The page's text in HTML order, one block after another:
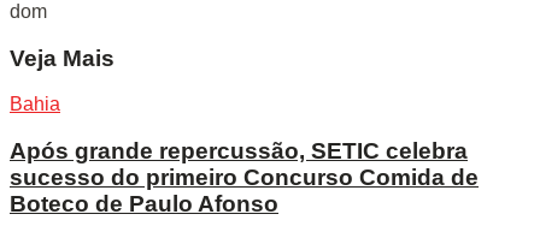
dom
Veja Mais
Bahia
Após grande repercussão, SETIC celebra
sucesso do primeiro Concurso Comida de
Boteco de Paulo Afonso